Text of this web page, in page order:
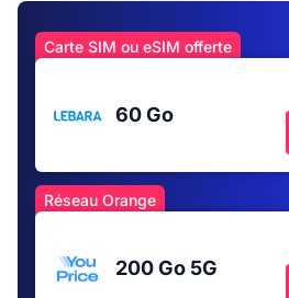
Carte SIM ou eSIM offerte
60 Go
Réseau Orange
200 Go 5G